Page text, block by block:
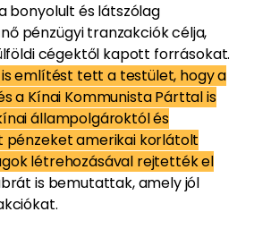
bonyolult és látszólag
pénzügyi tranzakciók célja,
cégektől kapott forrásokat.
említést tett a testület, hogy a
a Kínai Kommunista Párttal is
állampolgároktól és
amerikai korlátolt
létrehozásával rejtették el
is bemutattak, amely jól